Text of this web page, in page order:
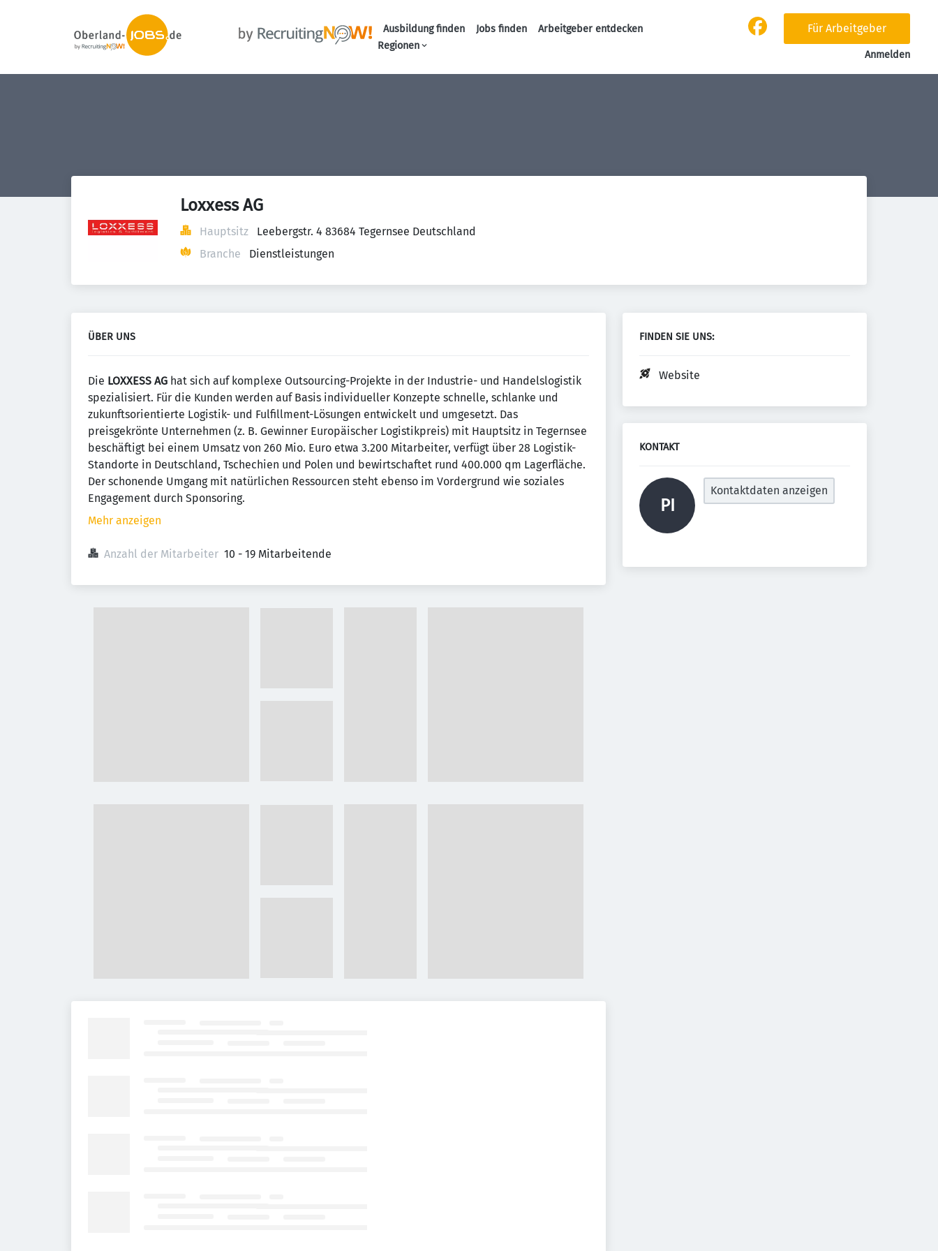
Ausbildung finden Jobs finden
Arbeitgeber entdecken
Regionen
Für Arbeitgeber
Anmelden
Loxxess AG
Hauptsitz
Leebergstr. 4 83684 Tegernsee Deutschland
Branche
Dienstleistungen
ÜBER UNS
Die LOXXESS AG hat sich auf komplexe Outsourcing-Projekte in der Industrie- und Handelslogistik
spezialisiert. Für die Kunden werden auf Basis individueller Konzepte schnelle, schlanke und
zukunftsorientierte Logistik- und Fulfillment-Lösungen entwickelt und umgesetzt. Das
preisgekrönte Unternehmen (z. B. Gewinner Europäischer Logistikpreis) mit Hauptsitz in Tegernsee
beschäftigt bei einem Umsatz von 260 Mio. Euro etwa 3.200 Mitarbeiter, verfügt über 28 Logistik-
Standorte in Deutschland, Tschechien und Polen und bewirtschaftet rund 400.000 qm Lagerfläche.
Der schonende Umgang mit natürlichen Ressourcen steht ebenso im Vordergrund wie soziales
Engagement durch Sponsoring.
Mehr anzeigen
Anzahl der Mitarbeiter 10 - 19 Mitarbeitende
FINDEN SIE UNS:
Website
KONTAKT
PI
Kontaktdaten anzeigen